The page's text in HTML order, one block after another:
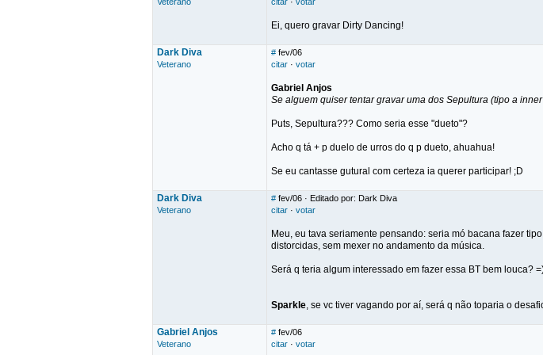
Ei, quero gravar Dirty Dancing!
Dark Diva
Veterano
# fev/06
citar · votar
Gabriel Anjos
Se alguem quiser tentar gravar uma dos Sepultura (tipo a
Puts, Sepultura??? Como seria esse "dueto"?
Acho q tá + p duelo de urros do q p dueto, ahuahua!
Se eu cantasse gutural com certeza ia querer participar! ;D
Dark Diva
Veterano
# fev/06 · Editado por: Dark Diva
citar · votar
Meu, eu tava seriamente pensando: seria mó bacana fazer
distorcidas, sem mexer no andamento da música.
Será q teria algum interessado em fazer essa BT bem louca?
Sparkle, se vc tiver vagando por aí, será q não toparia o
Gabriel Anjos
Veterano
# fev/06
citar · votar